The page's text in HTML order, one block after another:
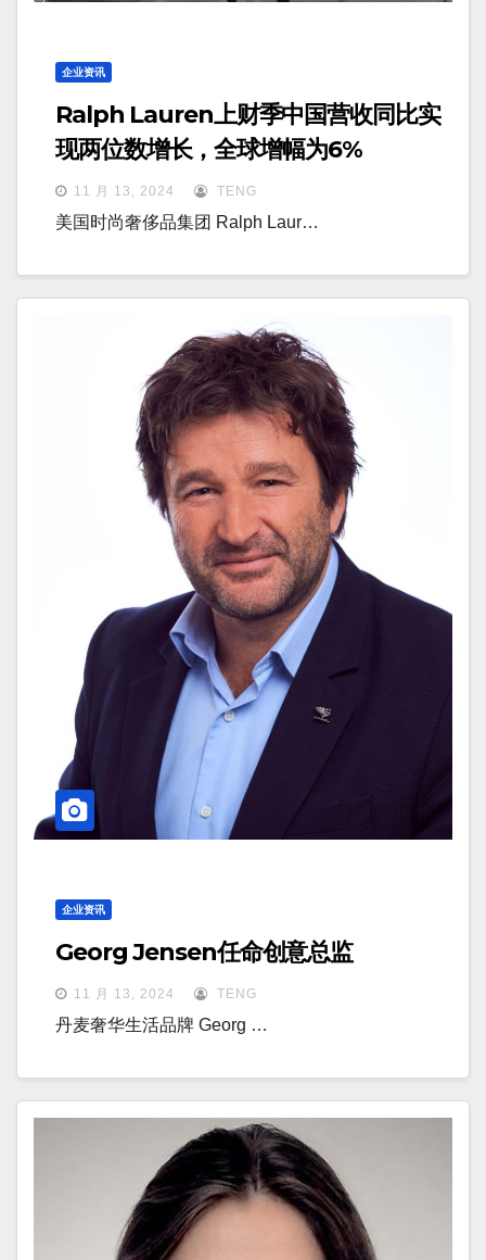
企业资讯
Ralph Lauren上财季中国营收同比实
现两位数增长，全球增幅为6%
11 月 13, 2024 TENG
美国时尚奢侈品集团 Ralph Laur…
企业资讯
Georg Jensen任命创意总监
11 月 13, 2024 TENG
丹麦奢华生活品牌 Georg …